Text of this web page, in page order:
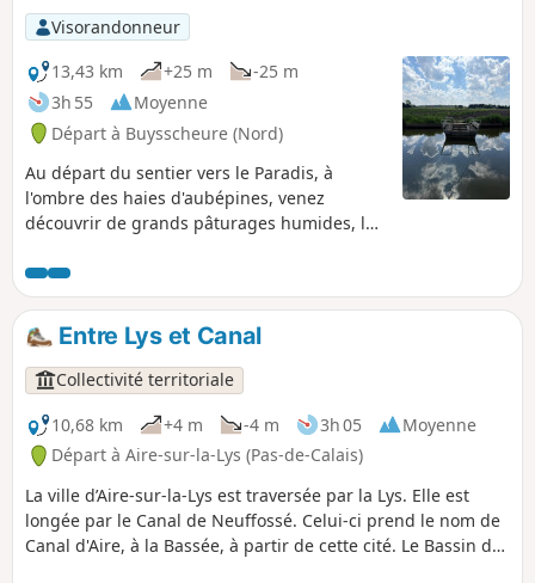
Visorandonneur
13,43 km
+25 m
-25 m
3h 55
Moyenne
Départ à Buysscheure (Nord)
Au départ du sentier vers le Paradis, à
l'ombre des haies d'aubépines, venez
découvrir de grands pâturages humides, le
Traverser ensuite les marais du Bachelin et
les tourbières pour longer ensuite le
magnifique sentier qui borde la Rivière de
Booneghem à travers le petit marais. Cette
boucle emprunte principalement des
sentiers.
Entre Lys et Canal
Collectivité territoriale
10,68 km
+4 m -4 m 3h 05
Moyenne
Départ à Aire-sur-la-Lys (Pas-de-Calais)
La ville d’Aire-sur-la-Lys est traversée par la Lys. Elle est
longée par le Canal de Neuffossé. Celui-ci prend le nom de
Canal d'Aire, à la Bassée, à partir de cette cité. Le Bassin des